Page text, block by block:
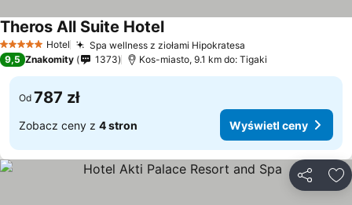
5 KategoriaHotel Spa wellness z ziołami Hipokratesa
Theros All Suite Hotel
9,5 Znakomity 1373 Kos-miasto, 9.1 km do: Tigaki
Od 787 zł
Zobacz ceny z 4 stron Wyświetl ceny